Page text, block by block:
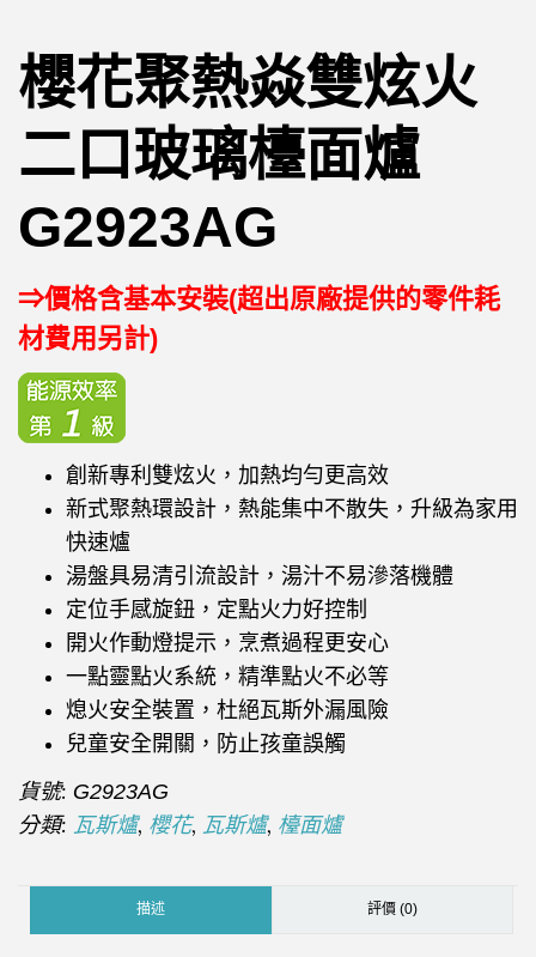
櫻花聚熱焱雙炫火
二口玻璃檯面爐
G2923AG
⇒價格含基本安裝(超出原廠提供的零件耗
材費用另計)
創新專利雙炫火，加熱均勻更高效
新式聚熱環設計，熱能集中不散失，升級為家用
快速爐
湯盤具易清引流設計，湯汁不易滲落機體
定位手感旋鈕，定點火力好控制
開火作動燈提示，烹煮過程更安心
一點靈點火系統，精準點火不必等
熄火安全裝置，杜絕瓦斯外漏風險
兒童安全開關，防止孩童誤觸
貨號: G2923AG
分類: 瓦斯爐, 櫻花, 瓦斯爐, 檯面爐
描述 評價 (0)